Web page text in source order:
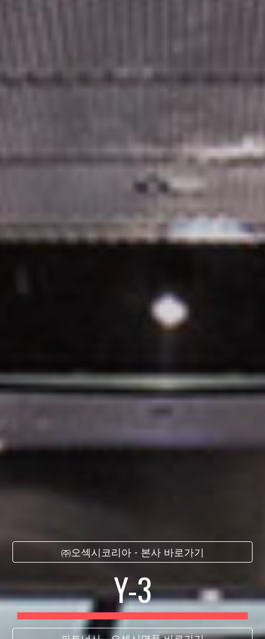
㈜오섹시코리아 - 본사 바로가기
Y-3